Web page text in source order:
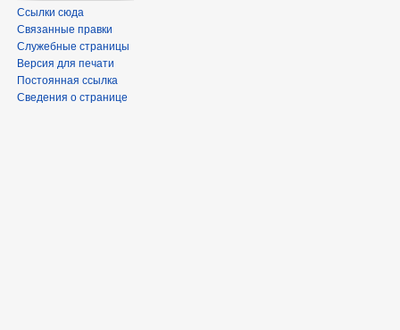
Ссылки сюда
Связанные правки
Служебные страницы
Версия для печати
Постоянная ссылка
Сведения о странице